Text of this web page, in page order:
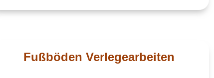
Fußböden Verlegearbeiten